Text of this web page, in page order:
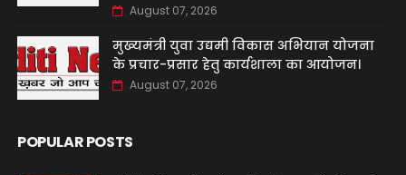
August 07, 2026
मुख्यमंत्री युवा उद्यमी विकास अभियान योजना
के प्रचार-प्रसार हेतु कार्यशाला का आयोजन।
August 07, 2026
POPULAR POSTS